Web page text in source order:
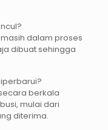
dalam proses
dibuat sehingga
berkala
mulai dari
diterima.